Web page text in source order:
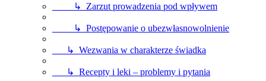
↳ Zarzut prowadzenia pod wpływem
↳ Postępowanie o ubezwłasnowolnienie
↳ Wezwania w charakterze świadka
↳ Recepty i leki – problemy i pytania